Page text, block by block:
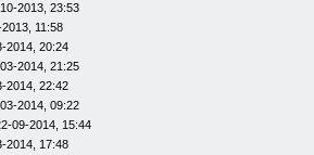
2013, 23:53
11:58
2014, 20:24
2014, 21:25
2014, 22:42
2014, 09:22
09-2014, 15:44
2014, 17:48